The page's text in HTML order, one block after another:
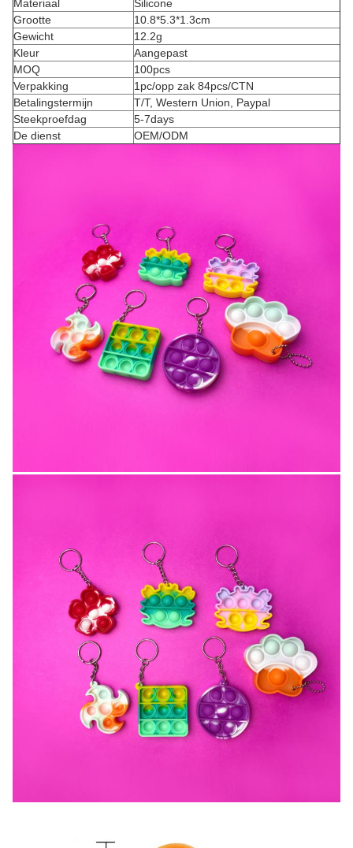
Materiaal
Silicone
Grootte
10.8*5.3*1.3cm
Gewicht
12.2g
Kleur
Aangepast
MOQ
100pcs
Verpakking
1pc/opp zak 84pcs/CTN
Betalingstermijn
T/T, Western Union, Paypal
Steekproefdag
5-7days
De dienst
OEM/ODM